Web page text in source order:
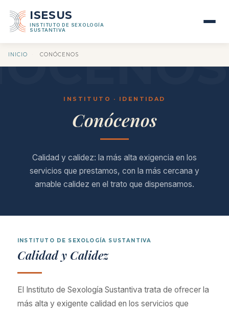
ISESUS
INSTITUTO DE SEXOLOGÍA
SUSTANTIVA
INICIO CONÓCENOS
INSTITUTO · IDENTIDAD
Conócenos
Calidad y calidez: la más alta exigencia en los
servicios que prestamos, con la más cercana y
amable calidez en el trato que dispensamos.
INSTITUTO DE SEXOLOGÍA SUSTANTIVA
Calidad y Calidez
El Instituto de Sexología Sustantiva trata de ofrecer la
más alta y exigente calidad en los servicios que